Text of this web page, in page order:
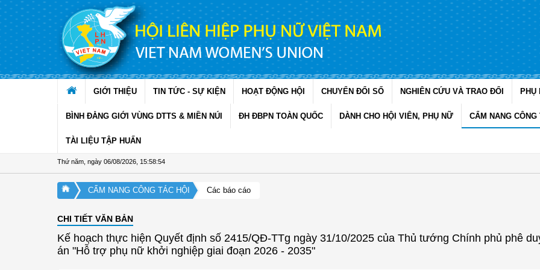
Truy cập nội dung luôn
GIỚI THIỆU TIN TỨC - SỰ KIỆN HOẠT ĐỘNG HỘI CHUYỂN ĐỔI SỐ NGHIÊN CỨU VÀ TRAO ĐỔI PHỤ
BÌNH ĐẲNG GIỚI VÙNG DTTS & MIỀN NÚI ĐH ĐBPN TOÀN QUỐC DÀNH CHO HỘI VIÊN, PHỤ NỮ CẨM NANG CÔNG
TÀI LIỆU TẬP HUẤN
Thứ năm, ngày 06/08/2026 15:58:54
CẨM NANG CÔNG TÁC HỘI Các báo cáo
CHI TIẾT VĂN BẢN
Kế hoạch thực hiện Quyết định số 2415/QĐ-TTg ngày 31/10/2025 của Thủ tướng Chính phủ phê
án "Hỗ trợ phụ nữ khởi nghiệp giai đoạn 2026 - 2035"